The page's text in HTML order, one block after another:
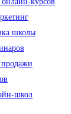
школы
школ